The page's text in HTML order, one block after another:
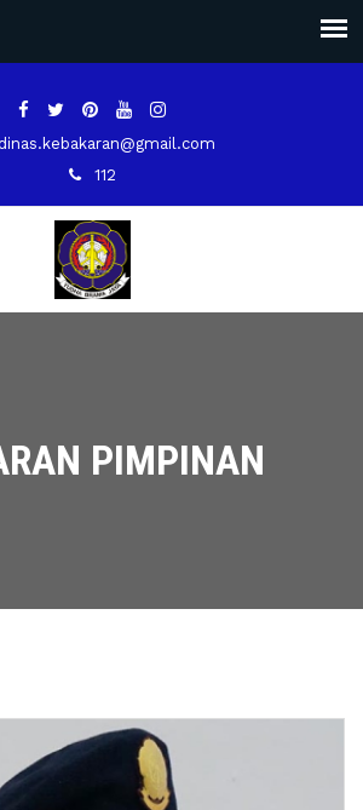
dinas.kebakaran@gmail.com
112
PIMPINAN